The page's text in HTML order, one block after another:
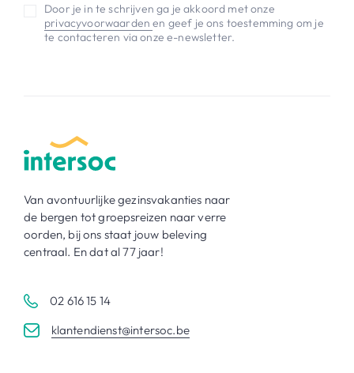
Door je in te schrijven ga je akkoord met onze
privacyvoorwaardenen geef je ons toestemming om je
te contacteren via onze e-newsletter.
Van avontuurlijke gezinsvakanties naar
de bergen tot groepsreizen naar verre
oorden, bij ons staat jouw beleving
centraal. En dat al 77 jaar!
02 616 15 14
klantendienst@intersoc.be